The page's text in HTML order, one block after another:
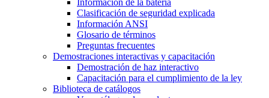
Información de la batería
Clasificación de seguridad explicada
Información ANSI
Glosario de términos
Preguntas frecuentes
Demostraciones interactivas y capacitación
Demostración de haz interactivo
Capacitación para el cumplimiento de la ley
Biblioteca de catálogos